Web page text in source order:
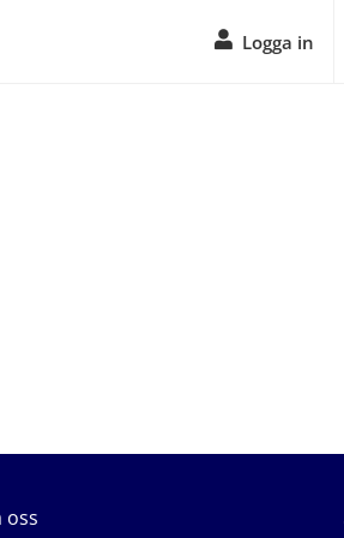
Logga in
oss